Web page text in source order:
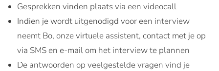
Gesprekken vinden plaats via een videocall
Indien je wordt uitgenodigd voor een interview
neemt Bo, onze virtuele assistent, contact met je op
via SMS en e-mail om het interview te plannen
De antwoorden op veelgestelde vragen vind je